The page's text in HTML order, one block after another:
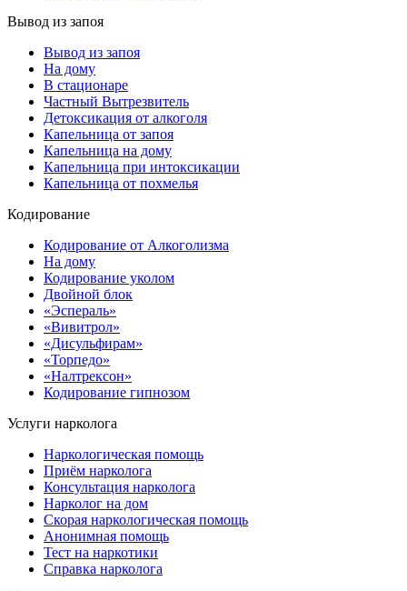
Вывод из запоя
Вывод из запоя
На дому
В стационаре
Частный Вытрезвитель
Детоксикация от алкоголя
Капельница от запоя
Капельница на дому
Капельница при интоксикации
Капельница от похмелья
Кодирование
Кодирование от Алкоголизма
На дому
Кодирование уколом
Двойной блок
«Эспераль»
«Вивитрол»
«Дисульфирам»
«Торпедо»
«Налтрексон»
Кодирование гипнозом
Услуги нарколога
Наркологическая помощь
Приём нарколога
Консультация нарколога
Нарколог на дом
Скорая наркологическая помощь
Анонимная помощь
Тест на наркотики
Справка нарколога